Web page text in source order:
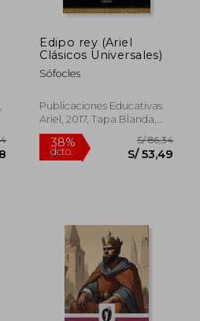
Edipo rey (Ariel
Clásicos Universales)
Sófocles
Publicaciones Educativas
Ariel, 2017, Tapa Blanda,
Nuevo